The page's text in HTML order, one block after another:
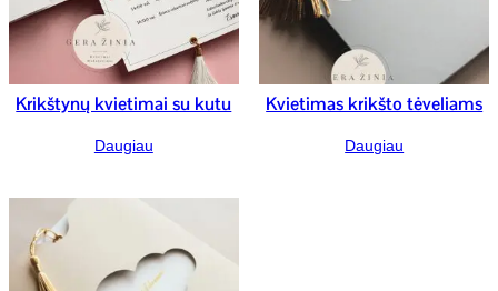
Krikštynų kvietimai su kutu
Daugiau
Kvietimas krikšto tėveliams
Daugiau